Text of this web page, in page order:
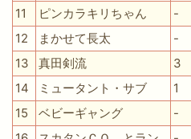
11
ピンカラキリちゃん -
12
まかせて長太 -
13
真田剣流 3
14
ミュータント・サブ 1
15
ベビーギャング -